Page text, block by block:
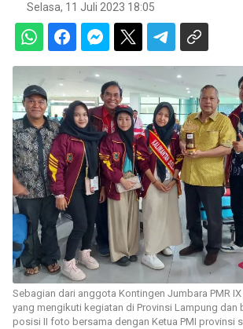
Selasa, 11 Juli 2023 18:05
Sebagian dari anggota Kontingen Jumbara PMR IX
yang mengikuti kegiatan di Provinsi Lampung dan
posisi II foto bersama dengan Ketua PMI provinsi